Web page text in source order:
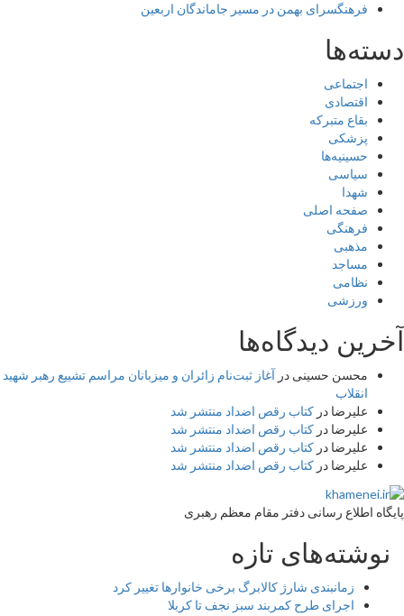
فرهنگسرای بهمن در مسیر جاماندگان اربعین
دسته‌ها
اجتماعی
اقتصادی
بقاع متبرکه
پزشکی
حسینیه‌ها
سیاسی
شهدا
صفحه اصلی
فرهنگی
مذهبی
مساجد
نظامی
ورزشی
آخرین دیدگاه‌ها
محسن حسینی در آغاز ثبت‌نام زائران و میزبانان مراسم تشییع رهبر شهید
انقلاب
علیرضا در کتاب رقص اضداد منتشر شد
علیرضا در کتاب رقص اضداد منتشر شد
علیرضا در کتاب رقص اضداد منتشر شد
علیرضا در کتاب رقص اضداد منتشر شد
پایگاه اطلاع رسانی دفتر مقام معظم رهبری
نوشته‌های تازه
زمانبندی شارژ کالابرگ برخی خانوارها تغییر کرد
اجرای طرح کمربند سبز نجف تا کربلا